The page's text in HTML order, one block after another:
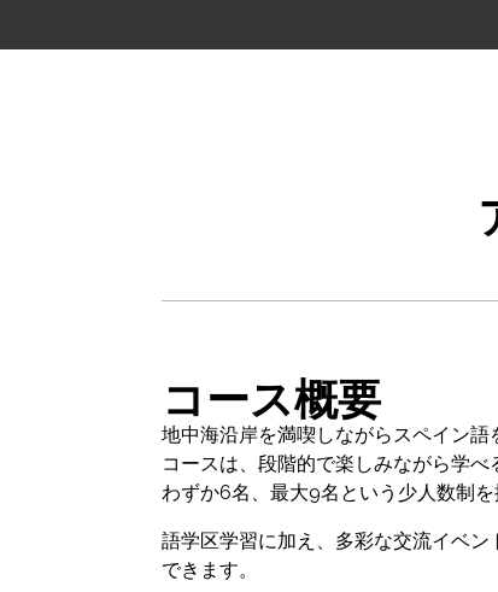
コース概要
地中海沿岸を満喫しながらスペイン
コースは、段階的で楽しみながら学
わずか6名、最大9名という少人数制
語学区学習に加え、多彩な交流イベ
できます。